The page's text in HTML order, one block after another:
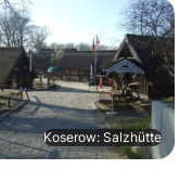
Koserow: Salzhütte